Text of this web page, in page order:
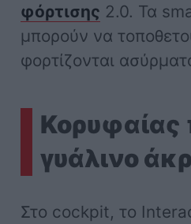
φόρτισης 2.0. Τα
μπορούν να
φορτίζονται
Κορυφαίας
γυάλινο
Στο cockpit, το